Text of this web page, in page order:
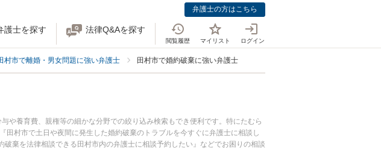
弁護士の方はこちら
護士を探す 法律Q&Aを探す
閲覧履歴 マイリスト ログイン
村市で離婚・男女問題に強い弁護士 田村市で婚約破棄に強い弁護士
や養育費、親権等の細かな分野での絞り込み検索もでき便利です。特にたむら
村市で土日や夜間に発生した婚約破棄のトラブルを今すぐに弁護士に相談し
棄を法律相談できる田村市内の弁護士に相談予約したい』などでお困りの相談